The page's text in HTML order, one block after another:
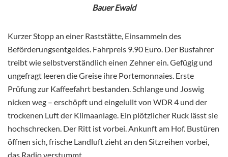
Bauer Ewald
Kurzer Stopp an einer Raststätte, Einsammeln des
Beförderungsentgeldes. Fahrpreis 9.90 Euro. Der Busfahrer
treibt wie selbstverständlich einen Zehner ein. Gefügig und
ungefragt leeren die Greise ihre Portemonnaies. Erste
Prüfung zur Kaffeefahrt bestanden. Schlange und Joswig
nicken weg – erschöpft und eingelullt von WDR 4 und der
trockenen Luft der Klimaanlage. Ein plötzlicher Ruck lässt sie
hochschrecken. Der Ritt ist vorbei. Ankunft am Hof. Bustüren
öffnen sich, frische Landluft zieht an den Sitzreihen vorbei,
das Radio verstummt.